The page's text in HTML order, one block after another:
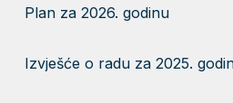
Plan za 2026. godinu
Izvješće o radu za 2025.